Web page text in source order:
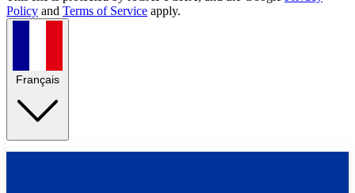
Policy and Terms of Service apply.
Français